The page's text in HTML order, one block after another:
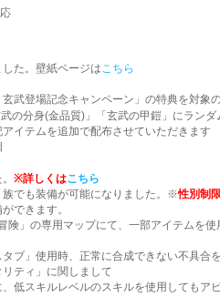
た。壁紙ページはこちら
武登場記念キャンペーン」の特典を対象
の分身(金品質)」「玄武の甲鎧」にラン
イテムを追加で配布させていただきます
※詳しくはこちら
でも装備が可能になりました。※性別制
できます。
険」の専用マップにて、一部アイテムを
ブ」使用時、正常に合成できない不具合
ティ」に関しまして
低スキルレベルのスキルを使用してもア